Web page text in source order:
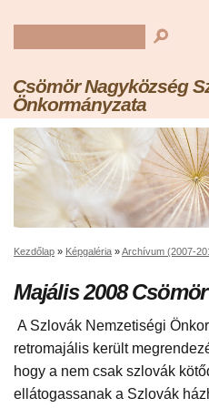
Csömör Nagyközség
Önkormányzata
Kezdőlap » Képgaléria »Archívum (2007-
Majális 2008 Csömör
A Szlovák Nemzetiségi
retromajális került
hogy a nem csak szlovák
ellátogassanak a Szlovák